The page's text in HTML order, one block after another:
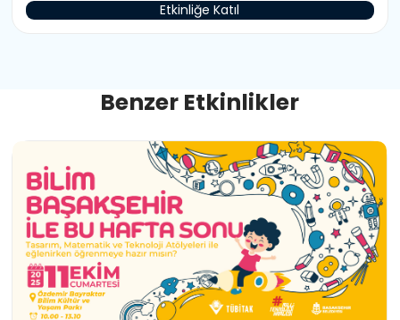
Etkinliğe Katıl
Benzer Etkinlikler